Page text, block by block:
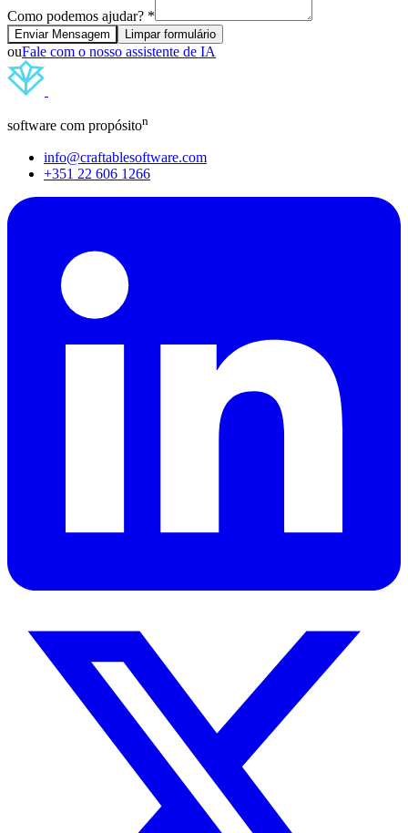
Como podemos ajudar? *
Enviar Mensagem Limpar formulário
ouFale com o nosso assistente de IA
software com propósiton
info@craftablesoftware.com
+351 22 606 1266